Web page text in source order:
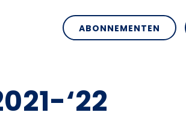
ABONNEMENTEN
‘22